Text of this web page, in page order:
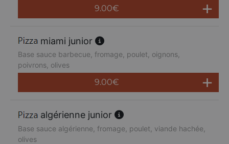
9.00€
miami junior
Base sauce barbecue, fromage, poulet, oignons,
poivrons, olives
9.00€
algérienne junior
Base sauce algérienne, fromage, poulet, viande hachée,
olives